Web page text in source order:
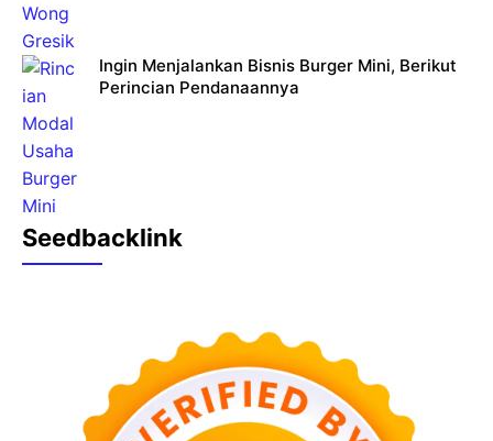
Ingin Menjalankan Bisnis Burger Mini, Berikut
Perincian Pendanaannya
Seedbacklink